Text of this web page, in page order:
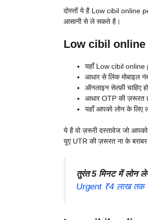
दोस्तों ये है Low cibil online
आसानी से ले सकते है।
Low cibil online
यहाँ Low cibil online
आधार से लिंक मोबाइल
ऑनलाइन सेल्फ़ी चाहिए
आधार OTP की ज़रूरत
यहाँ आपको लोन के लिए
ये है वो ज़रूरी दस्तावेज जो
यूए UTR की ज़रूरत ना के बराबर
तुरंत 5 मिनट में लोन
Urgent ₹4 लाख तक